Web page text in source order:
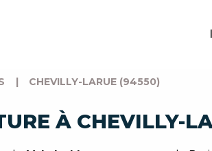
| CHEVILLY-LARUE (94550)
À CHEVILLY-